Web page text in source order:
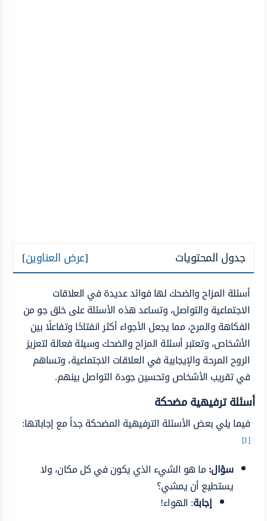
جدول المحتويات [عرض العناوين]
أسئلة المزاح والضحك لها فوائد عديدة في العلاقات
الاجتماعية والتواصل، وتساعد هذه الأسئلة على خلق جو من
الفكاهة والمرح، مما يجعل الأجواء أكثر انفتاحًا وتفاعلًا بين
الأشخاص، وتعتبر أسئلة المزاح والضحك وسيلة فعالة لتعزيز
الروح المرحة والإيجابية في العلاقات الاجتماعية، وتساهم
في تقريب الأشخاص وتحسين جودة التواصل بينهم.
أسئلة ترفيهية مضحكة
فيما يلي بعض الأسئلة الترفيهية المضحكة جداً مع إجاباتها:
[1]
سؤال:ما هو الشيء الذي يكون في كل مكان، ولا
يستطيع أن يمشي؟
إجابة: الهواء!